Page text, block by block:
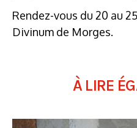
Rendez-vous du 20 au
Divinum de Morges.
À LIRE